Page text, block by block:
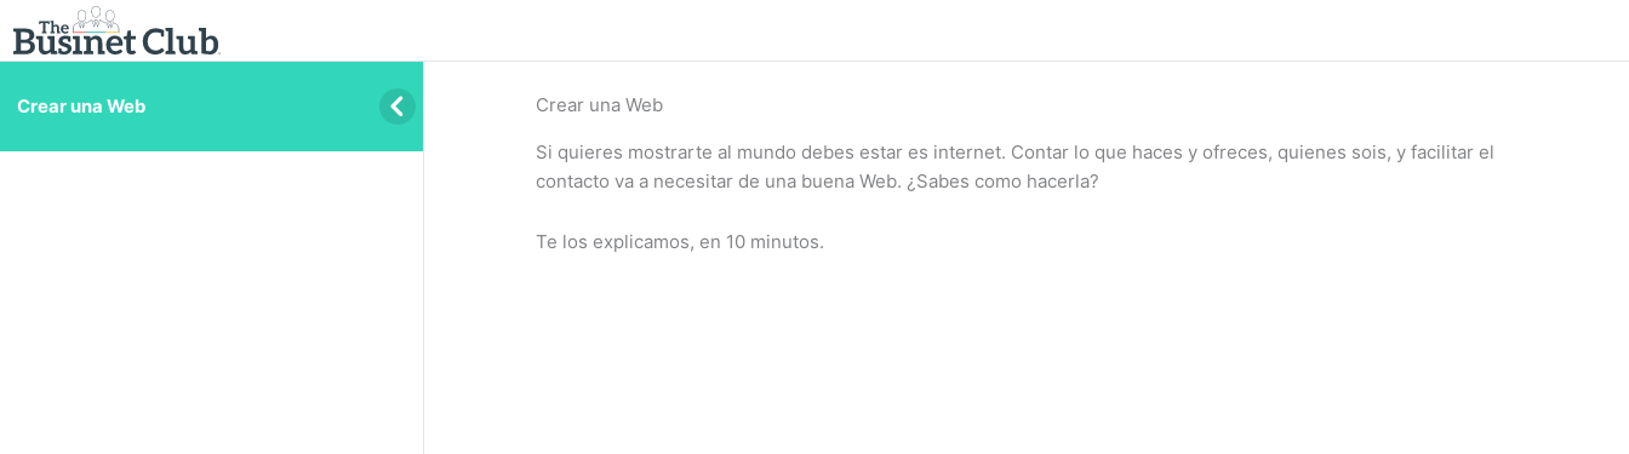
Crear una Web Crear una Web
Si quieres mostrarte al mundo debes estar es internet. Contar lo que haces y ofreces, quienes sois, y facilitar el
contacto va a necesitar de una buena Web. ¿Sabes como hacerla?
Te los explicamos, en 10 minutos.